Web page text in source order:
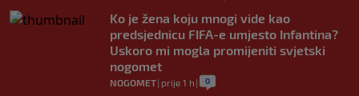
Ko je žena koju mnogi vide kao
predsjednicu FIFA-e umjesto Infantina?
Uskoro mi mogla promijeniti svjetski
nogomet
NOGOMET| prije 1 h | 0